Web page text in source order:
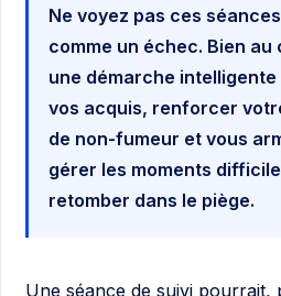
Ne voyez pas ces
comme un échec. Bien
une démarche
vos acquis, renforcer
de non-fumeur et vous
gérer les moments
retomber dans le piège.
Une séance de suivi pourrait,